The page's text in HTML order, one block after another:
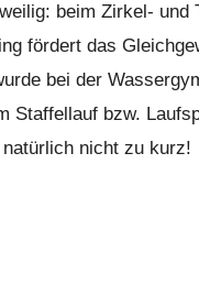
beim Zirkel- und
fördert das
bei der
Staffellauf bzw.
nicht zu kurz!